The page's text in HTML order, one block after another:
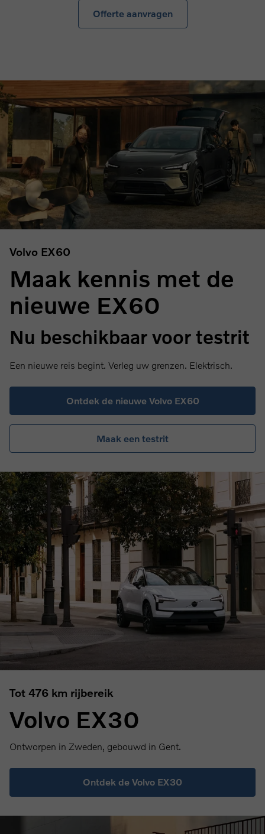
Offerte aanvragen
Volvo EX60
Maak kennis met de
nieuwe EX60
Nu beschikbaar voor testrit
Een nieuwe reis begint. Verleg uw grenzen. Elektrisch.
Ontdek de nieuwe Volvo EX60
Maak een testrit
Tot 476 km rijbereik
Volvo EX30
Ontworpen in Zweden, gebouwd in Gent.
Ontdek de Volvo EX30